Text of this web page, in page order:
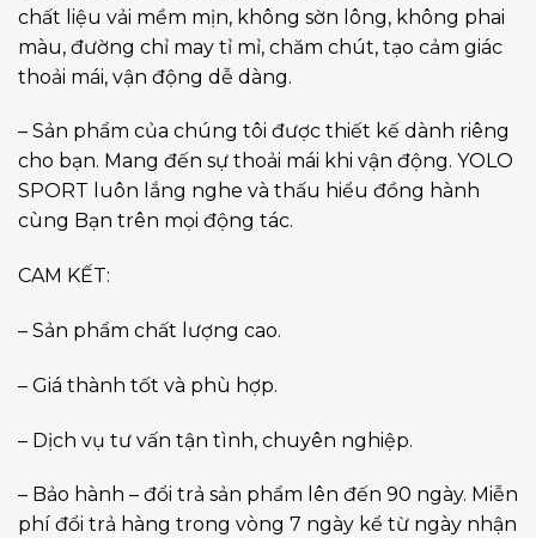
chất liệu vải mềm mịn, không sờn lông, không phai
màu, đường chỉ may tỉ mỉ, chăm chút, tạo cảm giác
thoải mái, vận động dễ dàng.
– Sản phẩm của chúng tôi được thiết kế dành riêng
cho bạn. Mang đến sự thoải mái khi vận động. YOLO
SPORT luôn lắng nghe và thấu hiểu đồng hành
cùng Bạn trên mọi động tác.
CAM KẾT:
– Sản phẩm chất lượng cao.
– Giá thành tốt và phù hợp.
– Dịch vụ tư vấn tận tình, chuyên nghiệp.
– Bảo hành – đổi trả sản phẩm lên đến 90 ngày. Miễn
phí đổi trả hàng trong vòng 7 ngày kể từ ngày nhận